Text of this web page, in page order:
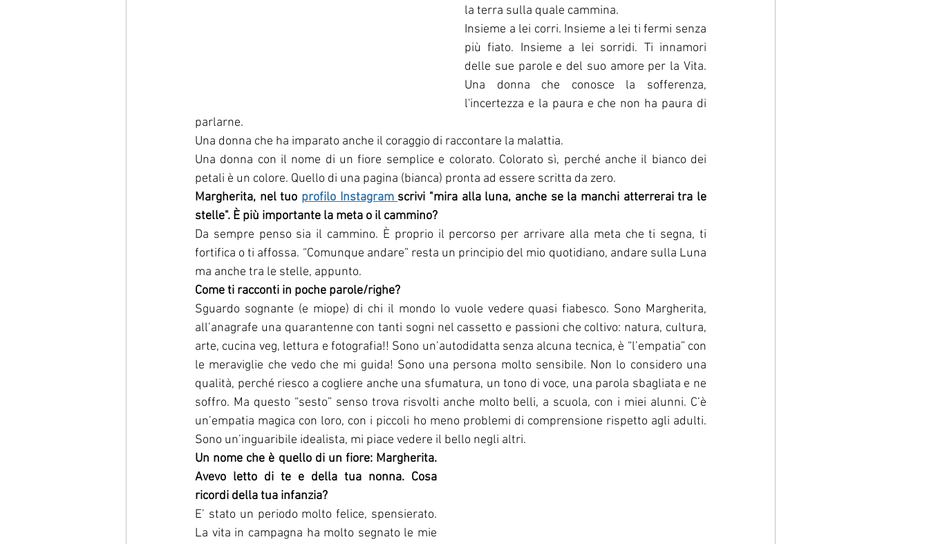
la terra sulla quale cammina.
Insieme a lei corri. Insieme a lei ti fermi senza
più fiato. Insieme a lei sorridi. Ti innamori
delle sue parole e del suo amore per la Vita.
Una donna che conosce la sofferenza,
l'incertezza e la paura e che non ha paura di
parlarne.
Una donna che ha imparato anche il coraggio di raccontare la malattia.
Una donna con il nome di un fiore semplice e colorato. Colorato sì, perché anche il bianco dei
petali è un colore. Quello di una pagina (bianca) pronta ad essere scritta da zero.
Margherita, nel tuo profilo Instagram scrivi "mira alla luna, anche se la manchi atterrerai tra le
stelle". È più importante la meta o il cammino?
Da sempre penso sia il cammino. È proprio il percorso per arrivare alla meta che ti segna, ti
fortifica o ti affossa. “Comunque andare” resta un principio del mio quotidiano, andare sulla Luna
ma anche tra le stelle, appunto.
Come ti racconti in poche parole/righe?
Sguardo sognante (e miope) di chi il mondo lo vuole vedere quasi fiabesco. Sono Margherita,
all’anagrafe una quarantenne con tanti sogni nel cassetto e passioni che coltivo: natura, cultura,
arte, cucina veg, lettura e fotografia!! Sono un’autodidatta senza alcuna tecnica, è “l’empatia” con
le meraviglie che vedo che mi guida! Sono una persona molto sensibile. Non lo considero una
qualità, perché riesco a cogliere anche una sfumatura, un tono di voce, una parola sbagliata e ne
soffro. Ma questo “sesto” senso trova risvolti anche molto belli, a scuola, con i miei alunni. C’è
un’empatia magica con loro, con i piccoli ho meno problemi di comprensione rispetto agli adulti.
Sono un’inguaribile idealista, mi piace vedere il bello negli altri.
Un nome che è quello di un fiore: Margherita.
Avevo letto di te e della tua nonna. Cosa
ricordi della tua infanzia?
E’ stato un periodo molto felice, spensierato.
La vita in campagna ha molto segnato le mie